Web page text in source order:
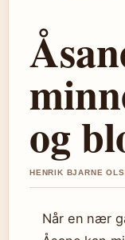
og
HENRIK BJARNE
Når en nær